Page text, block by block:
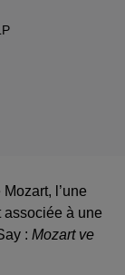
l’une
à une
: Mozart ve